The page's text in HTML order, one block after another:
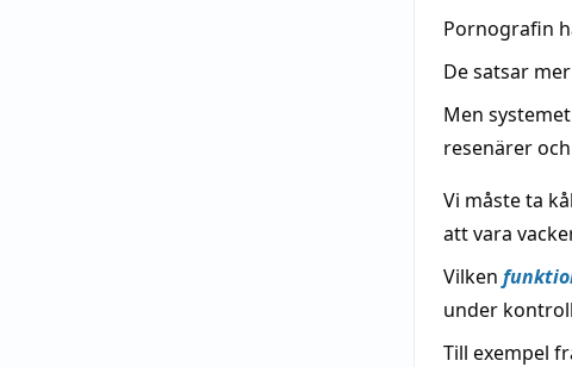
Pornografin
De satsar
Men
resenärer och
Vi måste ta
att vara
Vilken
under
Till exempel